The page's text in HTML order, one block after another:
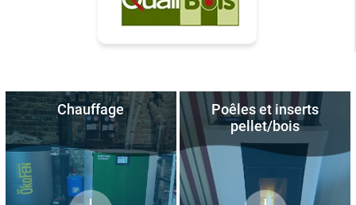
Chauffage
Poêles et inserts
pellet/bois